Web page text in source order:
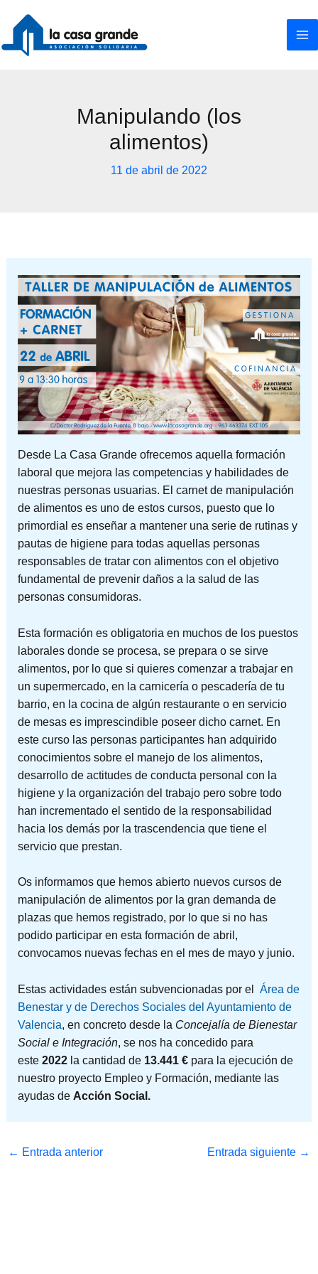
contenido
Manipulando (los
alimentos)
11 de abril de 2022
Desde La Casa Grande ofrecemos aquella formación
laboral que mejora las competencias y habilidades de
nuestras personas usuarias. El carnet de manipulación
de alimentos es uno de estos cursos, puesto que lo
primordial es enseñar a mantener una serie de rutinas y
pautas de higiene para todas aquellas personas
responsables de tratar con alimentos con el objetivo
fundamental de prevenir daños a la salud de las
personas consumidoras.
Esta formación es obligatoria en muchos de los puestos
laborales donde se procesa, se prepara o se sirve
alimentos, por lo que si quieres comenzar a trabajar en
un supermercado, en la carnicería o pescadería de tu
barrio, en la cocina de algún restaurante o en servicio
de mesas es imprescindible poseer dicho carnet. En
este curso las personas participantes han adquirido
conocimientos sobre el manejo de los alimentos,
desarrollo de actitudes de conducta personal con la
higiene y la organización del trabajo pero sobre todo
han incrementado el sentido de la responsabilidad
hacia los demás por la trascendencia que tiene el
servicio que prestan.
Os informamos que hemos abierto nuevos cursos de
manipulación de alimentos por la gran demanda de
plazas que hemos registrado, por lo que si no has
podido participar en esta formación de abril,
convocamos nuevas fechas en el mes de mayo y junio.
Estas actividades están subvencionadas por el Área de
Benestar y de Derechos Sociales del Ayuntamiento de
Valencia, en concreto desde la Concejalía de Bienestar
Social e Integración, se nos ha concedido para
este 2022la cantidad de 13.441 €para la ejecución de
nuestro proyecto Empleo y Formación, mediante las
ayudas de Acción Social.
← Entrada anterior Entrada siguiente →